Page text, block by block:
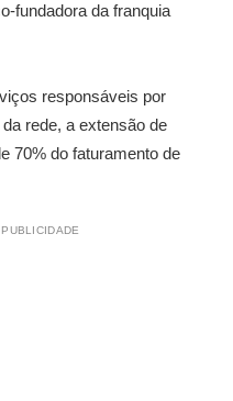
fundadora da franquia
responsáveis por
rede, a extensão de
70% do faturamento de